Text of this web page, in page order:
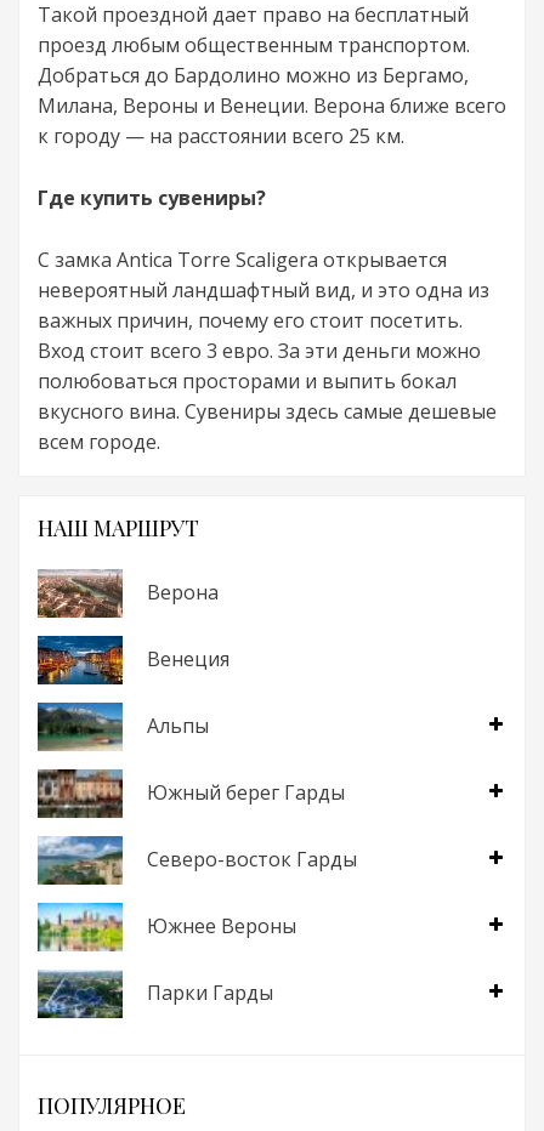
Такой проездной дает право на бесплатный
проезд любым общественным транспортом.
Добраться до Бардолино можно из Бергамо,
Милана, Вероны и Венеции. Верона ближе всего
к городу — на расстоянии всего 25 км.
Где купить сувениры?
С замка Antica Torre Scaligera открывается
невероятный ландшафтный вид, и это одна из
важных причин, почему его стоит посетить.
Вход стоит всего 3 евро. За эти деньги можно
полюбоваться просторами и выпить бокал
вкусного вина. Сувениры здесь самые дешевые
всем городе.
НАШ МАРШРУТ
Верона
Венеция
Альпы
Южный берег Гарды
Северо-восток Гарды
Южнее Вероны
Парки Гарды
ПОПУЛЯРНОЕ